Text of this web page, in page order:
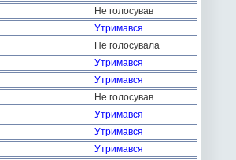
Не голосував
Утримався
Не голосувала
Утримався
Утримався
Не голосував
Утримався
Утримався
Утримався